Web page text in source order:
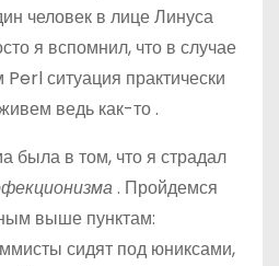
человек в лице Линуса
я вспомнил, что в случае
ситуация практически
ведь как-то.
была в том, что я страдал
. Пройдемся
выше пунктам:
сидят под юниксами,